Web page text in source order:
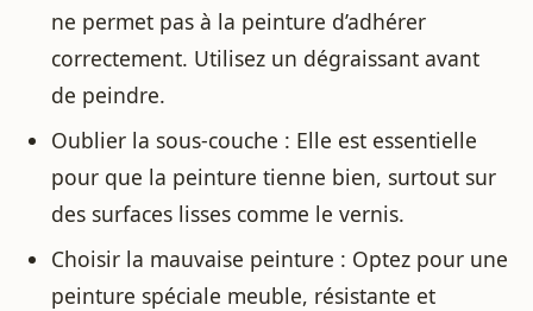
ne permet pas à la peinture d’adhérer
correctement. Utilisez un dégraissant avant
de peindre.
Oublier la sous-couche : Elle est essentielle
pour que la peinture tienne bien, surtout sur
des surfaces lisses comme le vernis.
Choisir la mauvaise peinture : Optez pour une
peinture spéciale meuble, résistante et